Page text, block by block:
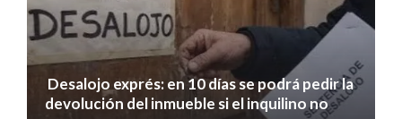
Desalojo exprés: en 10 días se podrá pedir la
devolución del inmueble si el inquilino no